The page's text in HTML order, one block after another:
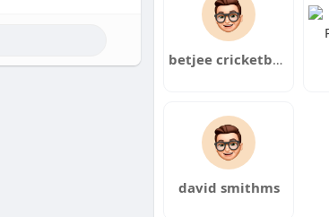
betjee cricketbet in Pakistan
david smithms